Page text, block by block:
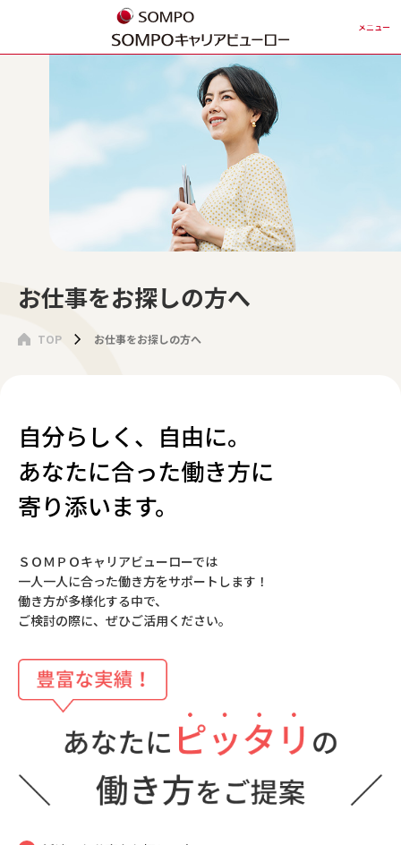
メニュー
お仕事をお探しの方へ
TOP お仕事をお探しの方へ
自分らしく、自由に。
あなたに合った働き方に
寄り添います。
ＳＯＭＰＯキャリアビューローでは
一人一人に合った働き方をサポートします！
働き方が多様化する中で、
ご検討の際に、ぜひご活用ください。